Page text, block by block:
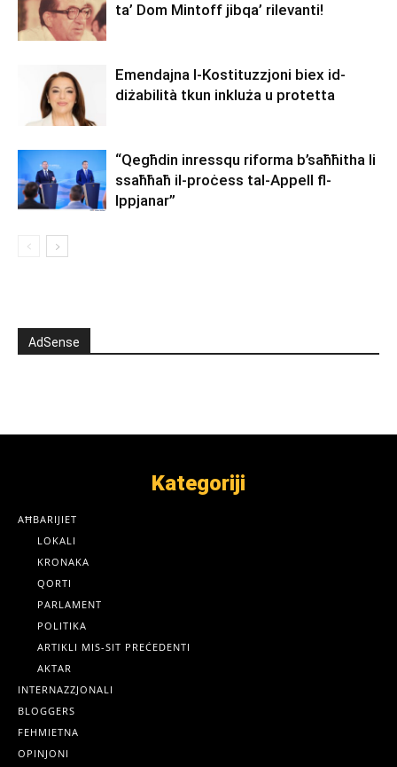
ta’ Dom Mintoff jibqa’ rilevanti!
Emendajna l-Kostituzzjoni biex id-
diżabilità tkun inkluża u protetta
“Qegħdin inressqu riforma b’saħħitha li
ssaħħaħ il-proċess tal-Appell fl-
Ippjanar”
AdSense
Kategoriji
AĦBARIJIET
LOKALI
KRONAKA
QORTI
PARLAMENT
POLITIKA
ARTIKLI MIS-SIT PREĊEDENTI
AKTAR
INTERNAZZJONALI
BLOGGERS
FEHMIETNA
OPINJONI